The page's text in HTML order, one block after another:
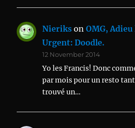
Nieriks onOMG,
Urgent: Doodle.
12 November 2014
Yo les Francis! Donc
par mois pour un resto
trouvé un…